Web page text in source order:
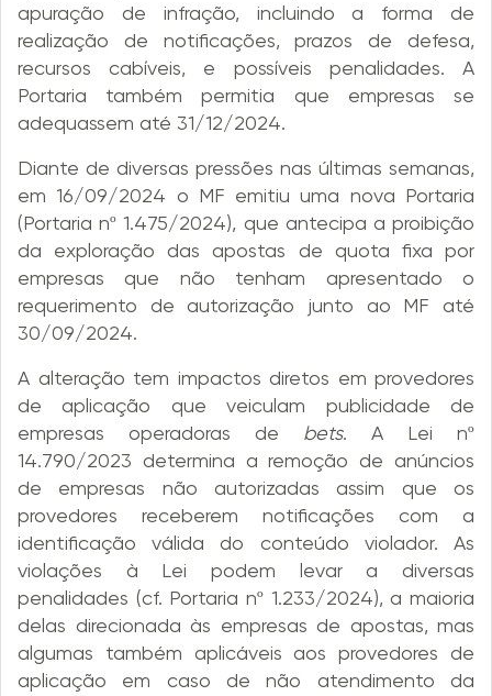
apuração de infração, incluindo a forma de
realização de notificações, prazos de defesa,
recursos cabíveis, e possíveis penalidades. A
Portaria também permitia que empresas se
adequassem até 31/12/2024.
Diante de diversas pressões nas últimas semanas,
em 16/09/2024 o MF emitiu uma nova Portaria
(Portaria nº 1.475/2024), que antecipa a proibição
da exploração das apostas de quota fixa por
empresas que não tenham apresentado o
requerimento de autorização junto ao MF até
30/09/2024.
A alteração tem impactos diretos em provedores
de aplicação que veiculam publicidade de
empresas operadoras de bets. A Lei nº
14.790/2023 determina a remoção de anúncios
de empresas não autorizadas assim que os
provedores receberem notificações com a
identificação válida do conteúdo violador. As
violações à Lei podem levar a diversas
penalidades (cf. Portaria nº 1.233/2024), a maioria
delas direcionada às empresas de apostas, mas
algumas também aplicáveis aos provedores de
aplicação em caso de não atendimento da